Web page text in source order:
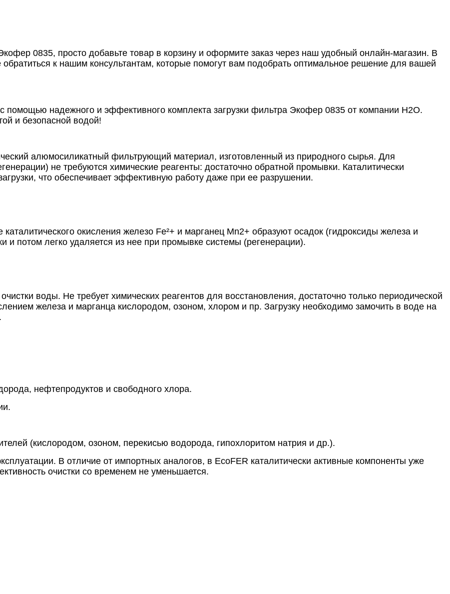
0835, просто добавьте товар в корзину и оформите заказ через наш удобный онлайн-магазин. В
к нашим консультантам, которые помогут вам подобрать оптимальное решение для вашей
помощью надежного и эффективного комплекта загрузки фильтра Экофер 0835 от компании Н2О.
и безопасной водой!
алюмосиликатный фильтрующий материал, изготовленный из природного сырья. Для
не требуются химические реагенты: достаточно обратной промывки. Каталитически
что обеспечивает эффективную работу даже при ее разрушении.
окисления железо Fe²+ и марганец Mn2+ образуют осадок (гидроксиды железа и
и потом легко удаляется из нее при промывке системы (регенерации).
воды. Не требует химических реагентов для восстановления, достаточно только периодической
железа и марганца кислородом, озоном, хлором и пр. Загрузку необходимо замочить в воде на
нефтепродуктов и свободного хлора.
(кислородом, озоном, перекисью водорода, гипохлоритом натрия и др.).
В отличие от импортных аналогов, в EcoFER каталитически активные компоненты уже
очистки со временем не уменьшается.